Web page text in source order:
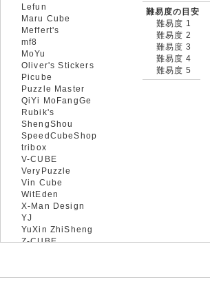
Lefun
Maru Cube
Meffert's
mf8
MoYu
Oliver's Stickers
Picube
Puzzle Master
QiYi MoFangGe
Rubik's
ShengShou
SpeedCubeShop
tribox
V-CUBE
VeryPuzzle
Vin Cube
WitEden
X-Man Design
YJ
YuXin ZhiSheng
Z-CUBE
難易度の目安
難易度 1
難易度 2
難易度 3
難易度 4
難易度 5